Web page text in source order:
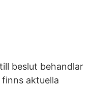
beslut behandlar
aktuella